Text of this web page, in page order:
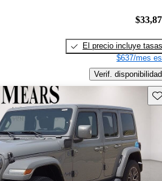
El precio incluye tasas
$637/mes
Verif. disponibilidad